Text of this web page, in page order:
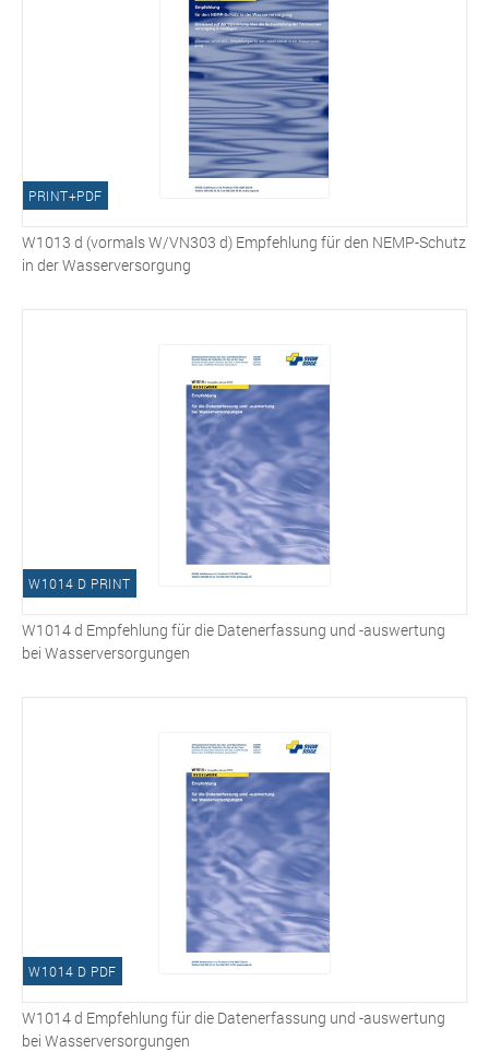
PRINT+PDF
W1013 d (vormals W/VN303 d) Empfehlung für den NEMP-Schutz
in der Wasserversorgung
W1014 D PRINT
W1014 d Empfehlung für die Datenerfassung und -auswertung
bei Wasserversorgungen
W1014 D PDF
W1014 d Empfehlung für die Datenerfassung und -auswertung
bei Wasserversorgungen